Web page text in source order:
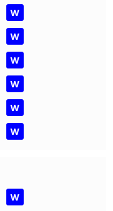
W
W
W
W
W
W
W